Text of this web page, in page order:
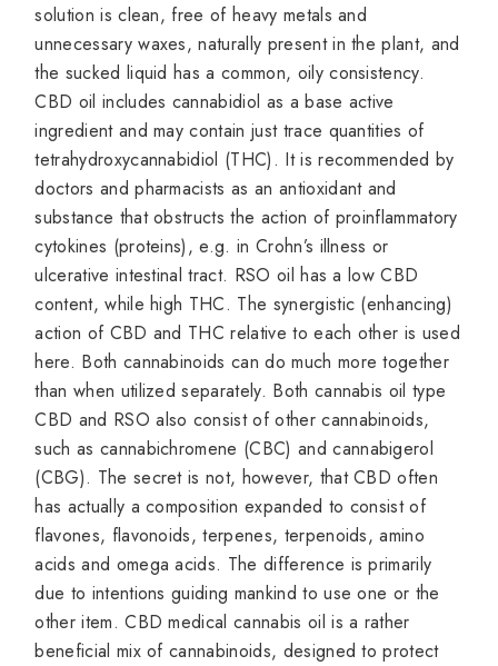
solution is clean, free of heavy metals and
unnecessary waxes, naturally present in the plant, and
the sucked liquid has a common, oily consistency.
CBD oil includes cannabidiol as a base active
ingredient and may contain just trace quantities of
tetrahydroxycannabidiol (THC). It is recommended by
doctors and pharmacists as an antioxidant and
substance that obstructs the action of proinflammatory
cytokines (proteins), e.g. in Crohn’s illness or
ulcerative intestinal tract. RSO oil has a low CBD
content, while high THC. The synergistic (enhancing)
action of CBD and THC relative to each other is used
here. Both cannabinoids can do much more together
than when utilized separately. Both cannabis oil type
CBD and RSO also consist of other cannabinoids,
such as cannabichromene (CBC) and cannabigerol
(CBG). The secret is not, however, that CBD often
has actually a composition expanded to consist of
flavones, flavonoids, terpenes, terpenoids, amino
acids and omega acids. The difference is primarily
due to intentions guiding mankind to use one or the
other item. CBD medical cannabis oil is a rather
beneficial mix of cannabinoids, designed to protect